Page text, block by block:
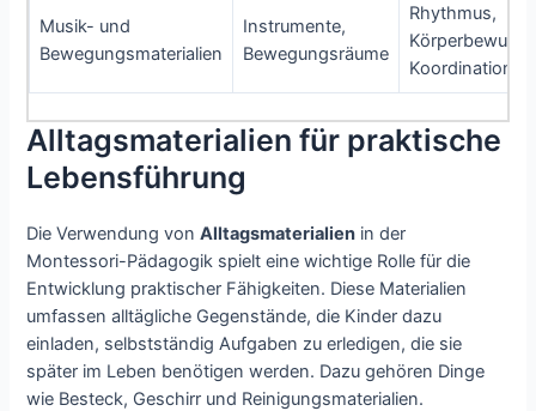
Musik- und
Bewegungsmaterialien
Instrumente,
Bewegungsräume
Rhythmus,
Koordination
Alltagsmaterialien für praktische
Lebensführung
Die Verwendung vonAlltagsmaterialien in der
Montessori-Pädagogik spielt eine wichtige Rolle für die
Entwicklung praktischer Fähigkeiten. Diese Materialien
umfassen alltägliche Gegenstände, die Kinder dazu
einladen, selbstständig Aufgaben zu erledigen, die sie
später im Leben benötigen werden. Dazu gehören Dinge
wie Besteck, Geschirr und Reinigungsmaterialien.